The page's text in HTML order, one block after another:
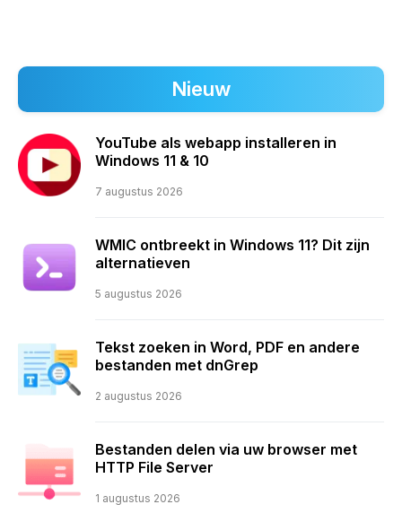
Nieuw
YouTube als webapp installeren in
Windows 11 & 10
7 augustus 2026
WMIC ontbreekt in Windows 11? Dit zijn
alternatieven
5 augustus 2026
Tekst zoeken in Word, PDF en andere
bestanden met dnGrep
2 augustus 2026
Bestanden delen via uw browser met
HTTP File Server
1 augustus 2026